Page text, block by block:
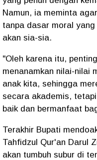
Namun, ia meminta
tanpa dasar moral
akan sia-sia.
"Oleh karena itu,
menanamkan nilai-nilai
anak kita, sehingga
secara akademis,
baik dan bermanfaat
Terakhir Bupati
Tahfidzul Qur'an Darul
akan tumbuh subur di